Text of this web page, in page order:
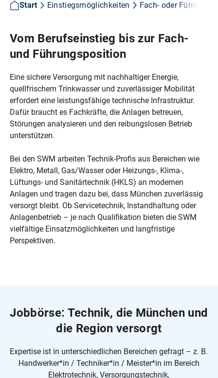
Start Einstiegsmöglichkeiten Fach- oder
Vom Berufseinstieg bis zur Fach-
und Führungsposition
Eine sichere Versorgung mit nachhaltiger Energie,
quellfrischem Trinkwasser und zuverlässiger Mobilität
erfordert eine leistungsfähige technische Infrastruktur.
Dafür braucht es Fachkräfte, die Anlagen betreuen,
Störungen analysieren und den reibungslosen Betrieb
unterstützen.
Bei den SWM arbeiten Technik‑Profis aus Bereichen wie
Elektro, Metall, Gas/Wasser oder Heizungs‑, Klima‑,
Lüftungs‑ und Sanitärtechnik (HKLS) an modernen
Anlagen und tragen dazu bei, dass München zuverlässig
versorgt bleibt. Ob Servicetechnik, Instandhaltung oder
Anlagenbetrieb – je nach Qualifikation bieten die SWM
vielfältige Einsatzmöglichkeiten und langfristige
Perspektiven.
Jobbörse: Technik, die München und
die Region versorgt
Expertise ist in unterschiedlichen Bereichen gefragt – z. B.
Handwerker*in / Techniker*in / Meister*in im Bereich
Elektrotechnik, Versorgungstechnik,